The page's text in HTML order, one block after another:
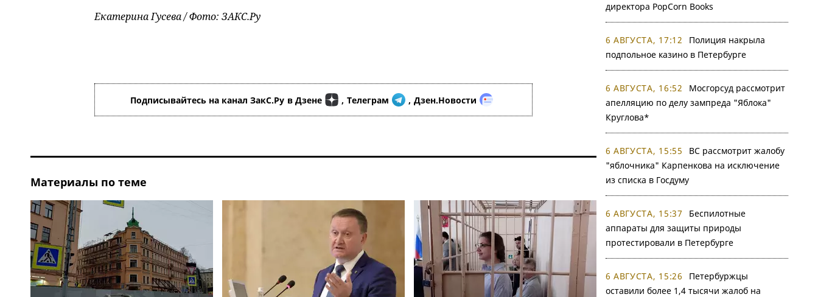
Екатерина Гусева / Фото: ЗАКС.Ру
Подписывайтесь на канал ЗакС.Ру в Дзене , Телеграм , Дзен.Новости
Материалы по теме
директора PopCorn Books
6 АВГУСТА, 17:12
Полиция накрыла
подпольное казино в Петербурге
6 АВГУСТА, 16:52
Мосгорсуд рассмотрит
апелляцию по делу зампреда "Яблока"
Круглова*
6 АВГУСТА, 15:55
ВС рассмотрит жалобу
"яблочника" Карпенкова на исключение
из списка в Госдуму
6 АВГУСТА, 15:37
Беспилотные
аппараты для защиты природы
протестировали в Петербурге
6 АВГУСТА, 15:26
Петербуржцы
оставили более 1,4 тысячи жалоб на